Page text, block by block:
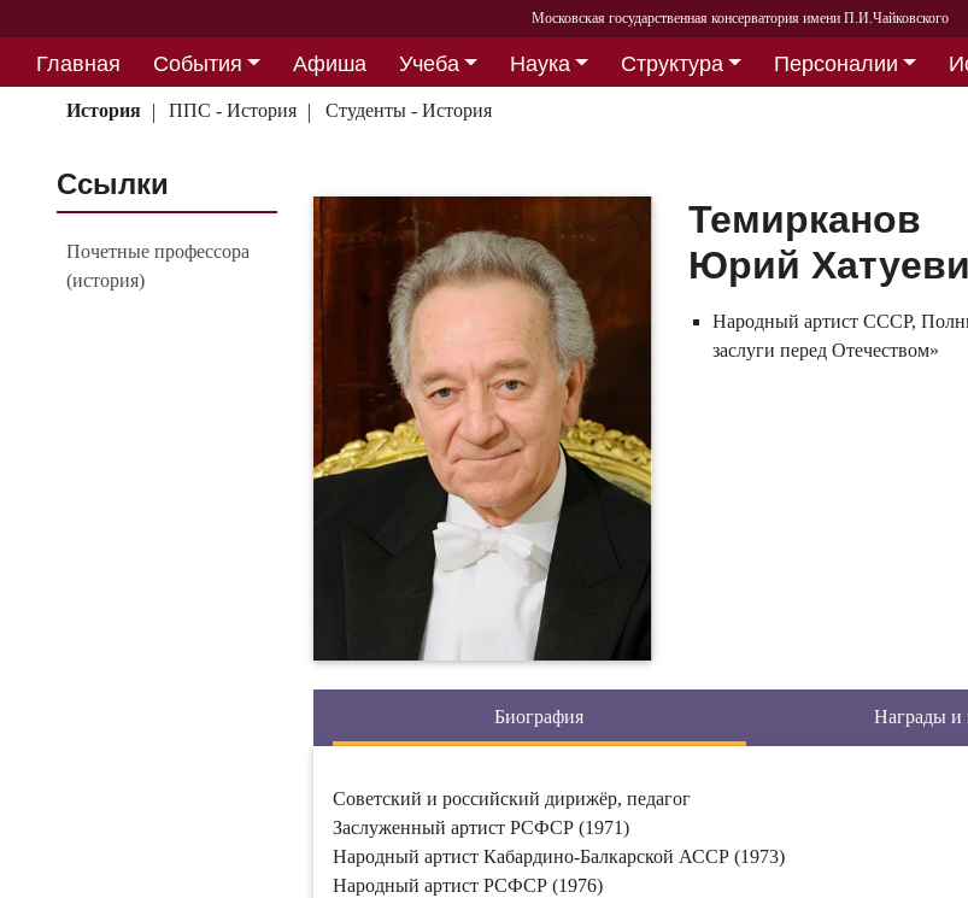
Московская государственная консерватория имени П.И.Чайковского
Главная События Афиша Учеба Наука Структура Персоналии
Партнерство
История ППС - История Студенты - История
Ссылки
Почетные профессора
(история)
Темирканов
Юрий
Народный артист СССР,
заслуги перед Отечеством»
Биография Награды и
Советский и российский дирижёр, педагог
Заслуженный артист РСФСР (1971)
Народный артист Кабардино-Балкарской АССР (1973)
Народный артист РСФСР (1976)